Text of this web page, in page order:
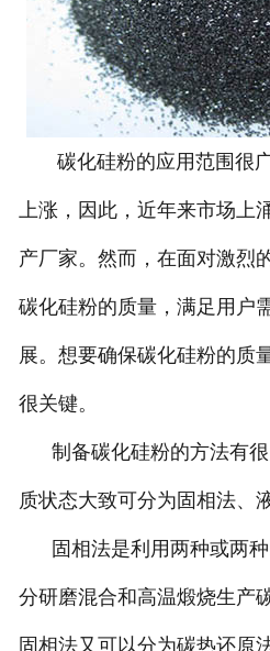
碳化硅粉的应用范围很广
上涨，因此，近年来市场上
产厂家。然而，在面对激
碳化硅粉的质量，满足用户
展。想要确保碳化硅粉的质
很关键。
制备碳化硅粉的方法有很
质状态大致可分为固相法、
固相法是利用两种或两种
分研磨混合和高温煅烧生产
固相法又可以分为碳热还原